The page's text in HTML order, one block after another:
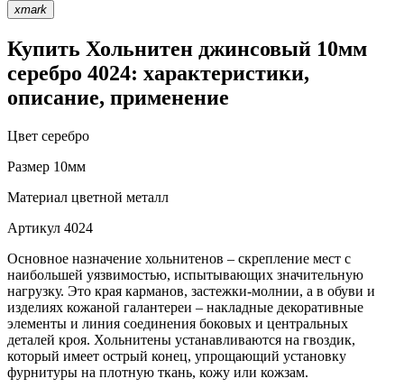
xmark
Купить Хольнитен джинсовый 10мм
серебро 4024: характеристики,
описание, применение
Цвет серебро
Размер 10мм
Материал цветной металл
Артикул 4024
Основное назначение хольнитенов – скрепление мест с
наибольшей уязвимостью, испытывающих значительную
нагрузку. Это края карманов, застежки-молнии, а в обуви и
изделиях кожаной галантереи – накладные декоративные
элементы и линия соединения боковых и центральных
деталей кроя. Хольнитены устанавливаются на гвоздик,
который имеет острый конец, упрощающий установку
фурнитуры на плотную ткань, кожу или кожзам.